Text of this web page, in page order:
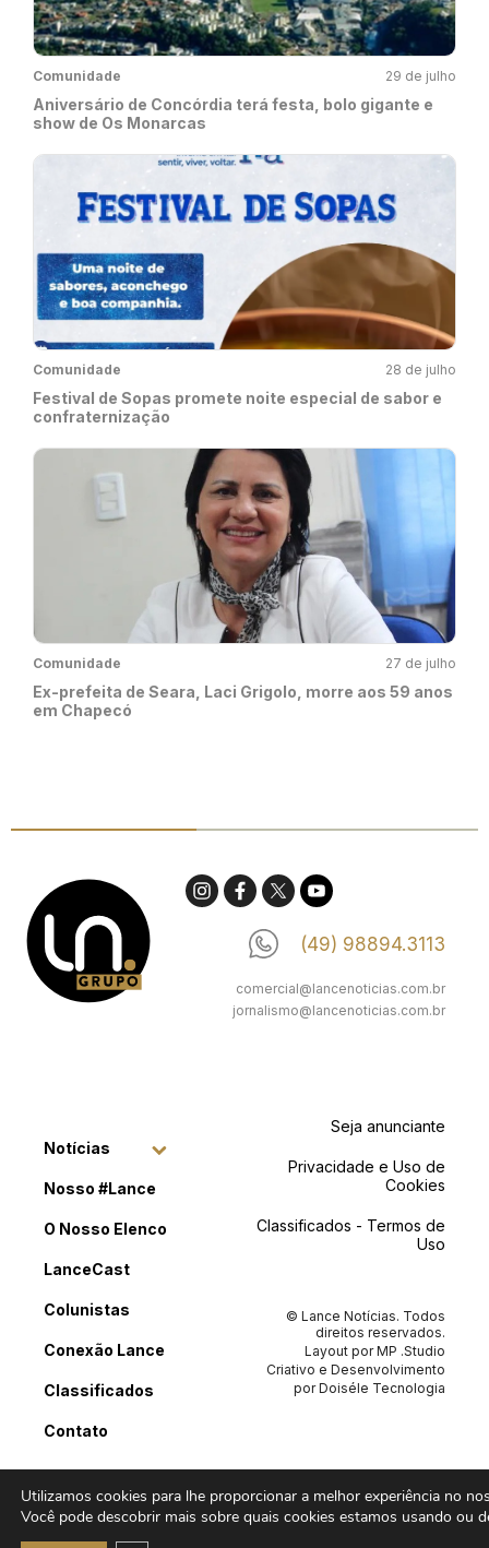
Comunidade 29 de julho
Aniversário de Concórdia terá festa, bolo gigante e
show de Os Monarcas
Comunidade 28 de julho
Festival de Sopas promete noite especial de sabor e
confraternização
Comunidade 27 de julho
Ex-prefeita de Seara, Laci Grigolo, morre aos 59 anos
em Chapecó
(49) 98894.3113
comercial@lancenoticias.com.br
jornalismo@lancenoticias.com.br
Notícias
Nosso #Lance
O Nosso Elenco
LanceCast
Colunistas
Conexão Lance
Classificados
Contato
Seja anunciante
Privacidade e Uso de
Cookies
Classificados - Termos de
Uso
© Lance Notícias. Todos
direitos reservados.
Layout porMP .Studio
Criativo e Desenvolvimento
porDoiséle Tecnologia
Utilizamos cookies para lhe proporcionar a melhor experiência no
Você pode descobrir mais sobre quais cookies estamos usando ou